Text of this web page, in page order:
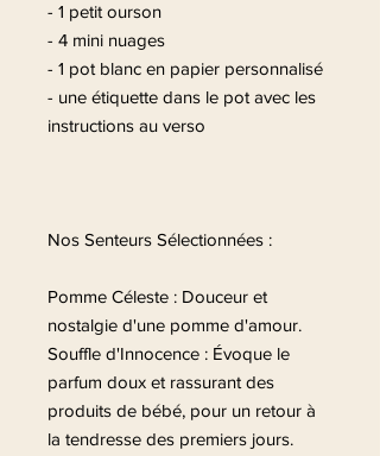
- 1 petit ourson
- 4 mini nuages
- 1 pot blanc en papier personnalisé
- une étiquette dans le pot avec les
instructions au verso
Nos Senteurs Sélectionnées :
Pomme Céleste : Douceur et
nostalgie d'une pomme d'amour.
Souffle d'Innocence : Évoque le
parfum doux et rassurant des
produits de bébé, pour un retour à
la tendresse des premiers jours.